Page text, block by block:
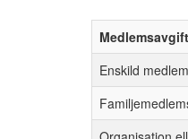
Enskild medlem